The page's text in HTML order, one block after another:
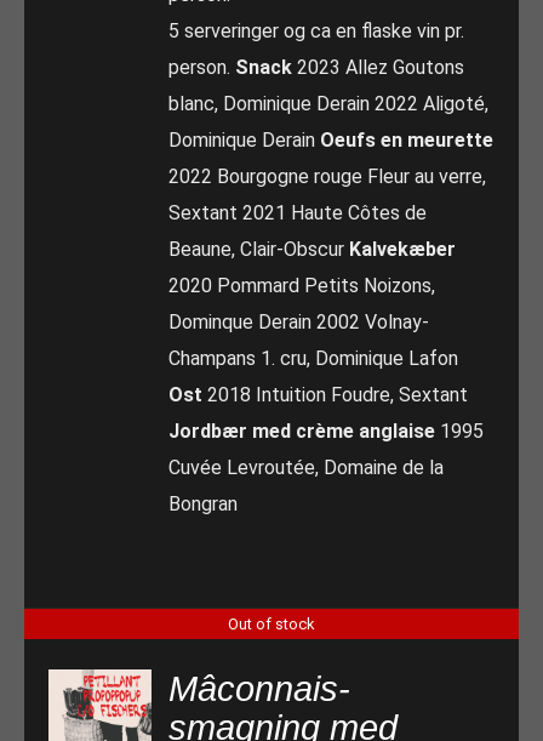
5 serveringer og ca en flaske vin pr.
person. Snack 2023 Allez Goutons
blanc, Dominique Derain 2022 Aligoté,
Dominique Derain Oeufs en meurette
2022 Bourgogne rouge Fleur au verre,
Sextant 2021 Haute Côtes de
Beaune, Clair-Obscur Kalvekæber
2020 Pommard Petits Noizons,
Dominque Derain 2002 Volnay-
Champans 1. cru, Dominique Lafon
Ost 2018 Intuition Foudre, Sextant
Jordbær med crème anglaise 1995
Cuvée Levroutée, Domaine de la
Bongran
Out of stock
Mâconnais-
smagning med